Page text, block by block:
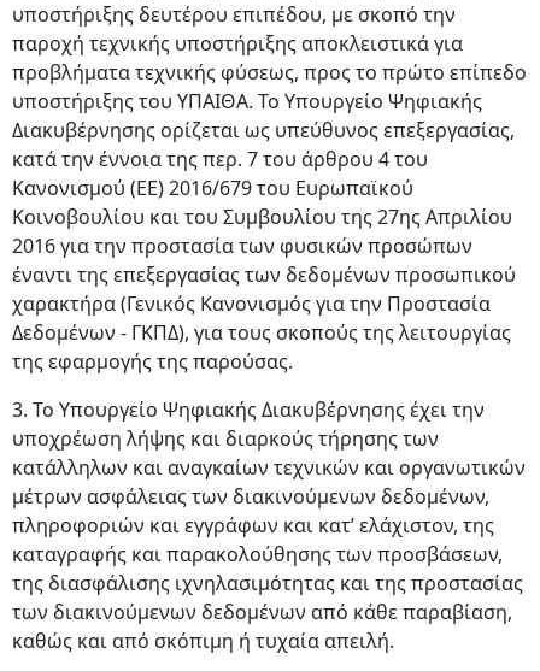
υποστήριξης δευτέρου επιπέδου, με σκοπό την
παροχή τεχνικής υποστήριξης αποκλειστικά για
προβλήματα τεχνικής φύσεως, προς το πρώτο επίπεδο
υποστήριξης του ΥΠΑΙΘΑ. Το Υπουργείο Ψηφιακής
Διακυβέρνησης ορίζεται ως υπεύθυνος επεξεργασίας,
κατά την έννοια της περ. 7 του άρθρου 4 του
Κανονισμού (ΕΕ) 2016/679 του Ευρωπαϊκού
Κοινοβουλίου και του Συμβουλίου της 27ης Απριλίου
2016 για την προστασία των φυσικών προσώπων
έναντι της επεξεργασίας των δεδομένων προσωπικού
χαρακτήρα (Γενικός Κανονισμός για την Προστασία
Δεδομένων - ΓΚΠΔ), για τους σκοπούς της λειτουργίας
της εφαρμογής της παρούσας.
3. Το Υπουργείο Ψηφιακής Διακυβέρνησης έχει την
υποχρέωση λήψης και διαρκούς τήρησης των
κατάλληλων και αναγκαίων τεχνικών και οργανωτικών
μέτρων ασφάλειας των διακινούμενων δεδομένων,
πληροφοριών και εγγράφων και κατ’ ελάχιστον, της
καταγραφής και παρακολούθησης των προσβάσεων,
της διασφάλισης ιχνηλασιμότητας και της προστασίας
των διακινούμενων δεδομένων από κάθε παραβίαση,
καθώς και από σκόπιμη ή τυχαία απειλή.